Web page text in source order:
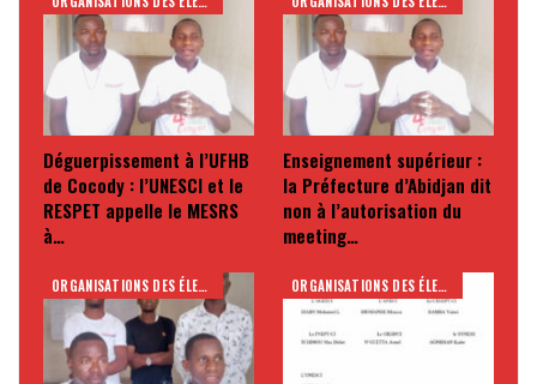
Déguerpissement à l’UFHB
de Cocody : l’UNESCI et le
RESPET appelle le MESRS
à…
Enseignement supérieur :
la Préfecture d’Abidjan dit
non à l’autorisation du
meeting…
ORGANISATIONS DES ÉLEVES ET ETUDIANTS ORGANISATIONS DES ÉLEVES ET ETUDIANTS